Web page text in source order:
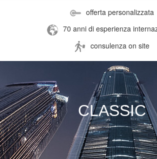
offerta personalizzata
70 anni di esperienza
consulenza on site
CLASSIC